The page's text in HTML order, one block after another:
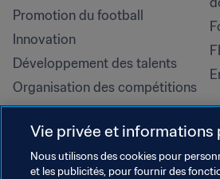
Promotion du football
Innovation
Développement des talents
Organisation des compétitions
Développement durable
Droits de l'homme et lutte contre
la discrimination
Vie privée et informations
Nous utilisons des cookies pour
et les publicités, pour fournir des